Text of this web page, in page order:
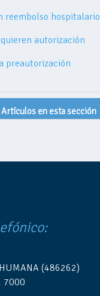
reembolso hospitalario
autorización
preautorización
Artículos en esta sección
(486262)
7000